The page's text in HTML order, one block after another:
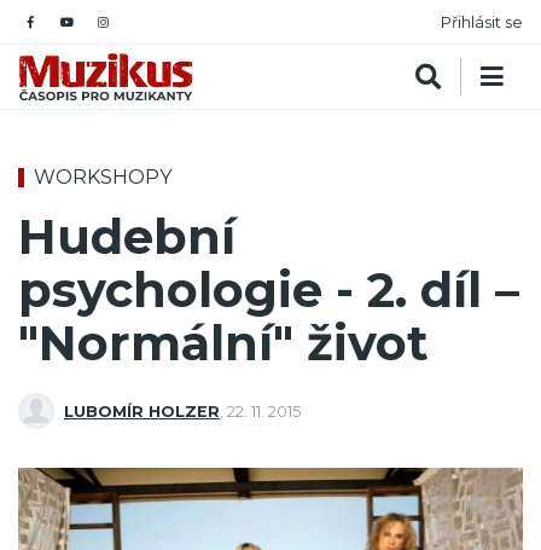
Přihlásit se
WORKSHOPY
Hudební
psychologie - 2. díl –
"Normální" život
LUBOMÍR HOLZER 22. 11. 2015